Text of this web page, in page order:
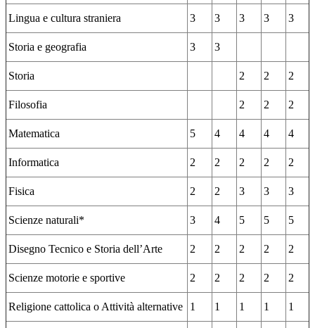
Lingua e cultura straniera 3 3 3 3 3
Storia e geografia 3 3
Storia 2 2 2
Filosofia 2 2 2
Matematica 5 4 4 4 4
Informatica 2 2 2 2 2
Fisica 2 2 3 3 3
Scienze naturali* 3 4 5 5 5
Disegno Tecnico e Storia dell’Arte 2 2 2 2 2
Scienze motorie e sportive 2 2 2 2 2
Religione cattolica o Attività alternative 1 1 1 1 1